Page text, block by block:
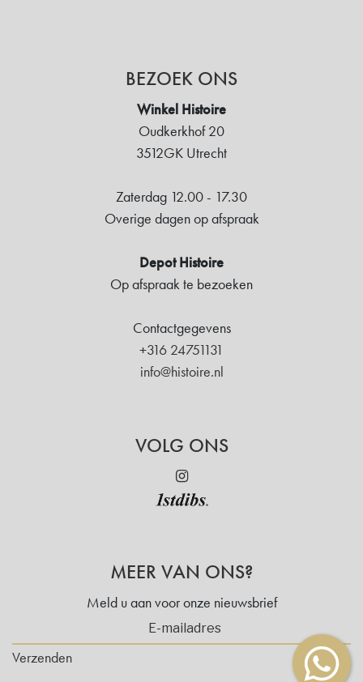
BEZOEK ONS
Winkel Histoire
Oudkerkhof 20
3512GK Utrecht
Zaterdag 12.00 - 17.30
Overige dagen op afspraak
Depot Histoire
Op afspraak te bezoeken
Contactgegevens
+316 24751131
info@histoire.nl
VOLG ONS
MEER VAN ONS?
Meld u aan voor onze nieuwsbrief